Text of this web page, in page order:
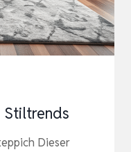
Stiltrends
Dieser